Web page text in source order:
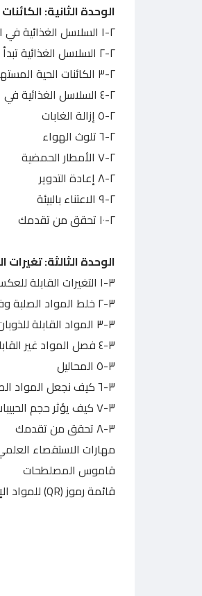
الوحدة الثانية:
۱-۲ السلاسل الغذائية في الموطن الطبيعي المحلي
٢-٢ السلاسل الغذائية تبدأ بالنباتات
٢-٣ الكائنات الحية المستهلكة في السلاسل الغذائية
٢-٤ السلاسل الغذائية في المواطن الطبيعية المختلفة
٢-٥ إزالة الغابات
٢-٦ تلوث الهواء
٢-٧ الأمطار الحمضية
٢-٨ إعادة التدوير
٢-٩ الاعتناء بالبيئة
۱۰-۲ تحقق من تقدمك
الوحدة الثالثة: تغيرات
٣-١ التغيرات القابلة للعكس والتغيرات غير القابلة للعكس
۲-۳ خلط المواد الصلبة وفصلها
٣-٣ المواد القابلة للذوبان والمواد غير القابلة للذوبان
٣-٤ فصل المواد غير القابلة للذوبان
٣-٥ المحاليل
٣-٦ كيف نجعل المواد الصلبة تذوب أسرع؟
٣-٧ كيف يؤثر حجم الحبيبات على الذوبان؟
٣-٨ تحقق من تقدمك
مهارات الاستقصاء
قاموس المصلطحات
قائمة رموز (QR) للمواد الإثرائية لمادة العلوم